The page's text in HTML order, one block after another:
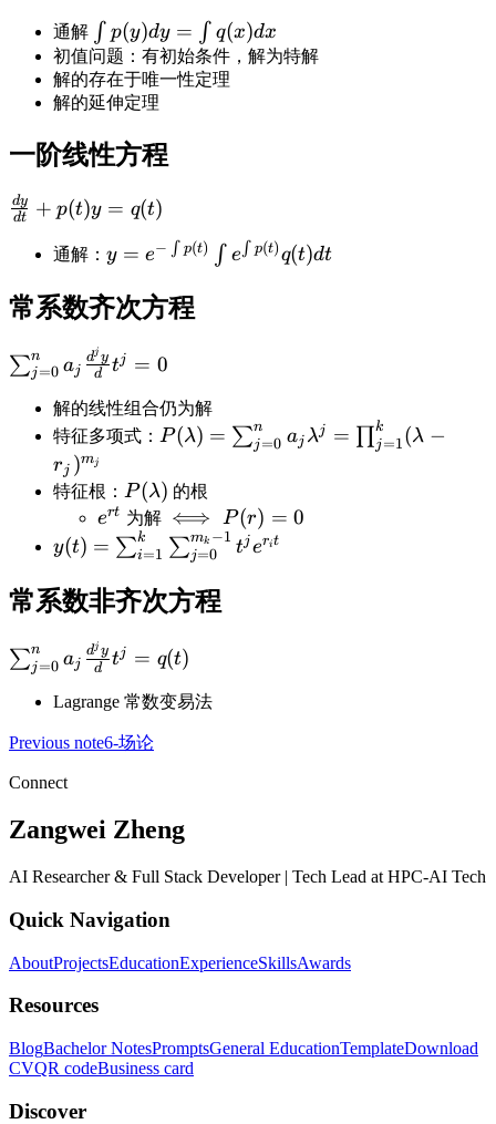
通解 \int
p(y)dy=\int
q(x)dx
∫ p(y)dy = ∫ q(x)dx
初值问题：有初始条件，解为特解
解的存在于唯一性定理
解的延伸定理
一阶线性方程
\frac{dy}
dt
dy + p(t)y = q(t)
通解： y=e^{-
p(t)}\int
e^{\int
p(t)}q(t)dt
y = e− ∫ p(t) ∫ e ∫ p(t)q(t)dt
常系数齐次方程
\sum_{j=0}^na_j\frac{d^jy}dt^j=0
∑j =0
n aj d
dj y tj = 0
解的线性组合仍为解
特征多项式：
r_j)^{m_j}
P(λ) = ∑j=0
n aj λj = ∏j=1
k (λ −
rj )mj
特征根： P(\lambda)
P(λ) 的根
e^{rt}
ert 为解 \iff
P(r)=0
⟺ P(r) = 0
y(t)=\sum_{i=1}^{k}\sum_{j=0}^{m_k-
y(t) = ∑i=1
k ∑j=0
mk −1 tjerit
常系数非齐次方程
\sum_{j=0}^na_j\frac{d^jy}dt^j=q(t)
∑j=0
n aj d
dj y tj = q(t)
Lagrange 常数变易法
Previous note6-场论
Connect
Zangwei Zheng
AI Researcher & Full Stack Developer | Tech Lead at HPC-AI Tech
Quick Navigation
AboutProjectsEducationExperienceSkillsAwards
Resources
BlogBachelor NotesPromptsGeneral EducationTemplateDownload
CVQR codeBusiness card
Discover